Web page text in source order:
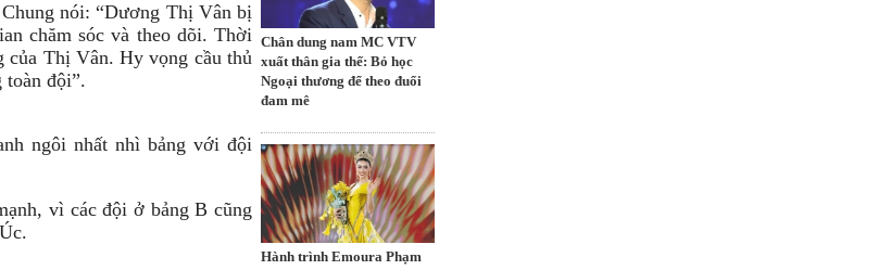
nói: “Dương Thị Vân bị
chăm sóc và theo dõi. Thời
của Thị Vân. Hy vọng cầu thủ
toàn đội”.
ngôi nhất nhì bảng với đội
vì các đội ở bảng B cũng
Chân dung nam MC VTV
xuất thân gia thế: Bỏ học
Ngoại thương để theo đuổi
đam mê
Hành trình Emoura Phạm